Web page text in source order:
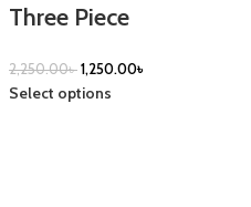
Three Piece
2,250.00৳1,250.00৳
Select options